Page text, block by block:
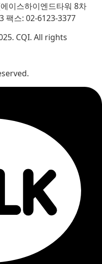
이스하이엔드타워 8차
팩스: 02-6123-3377
CQI. All rights